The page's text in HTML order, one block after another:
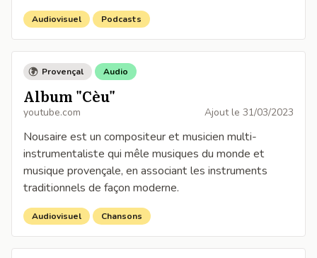
Audiovisuel Podcasts
Provençal Audio
Album "Cèu"
youtube.com Ajout le 31/03/2023
Nousaire est un compositeur et musicien multi-
instrumentaliste qui mêle musiques du monde et
musique provençale, en associant les instruments
traditionnels de façon moderne.
Audiovisuel Chansons